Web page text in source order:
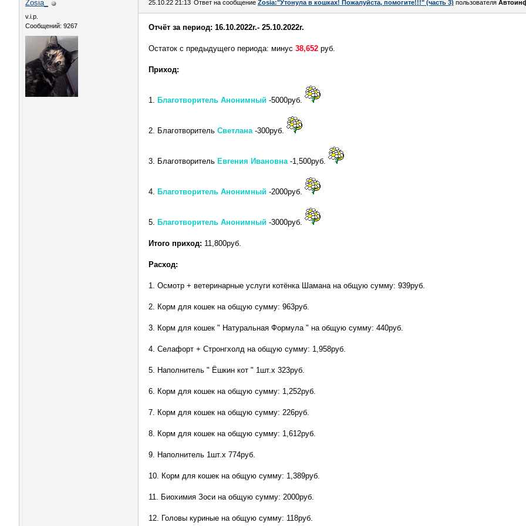
Zosia_
v.i.p.
Сообщений: 9267
25.10.22 21:13 Ответ на сообщение Zosia:"Утонула в кошках! Пожалуйста, помогите!!!" (часть 3) пользователя
Отчёт за период: 16.10.2022г.- 25.10.2022г.
Остаток с предыдущего периода: минус 38,652 руб.
Приход:
1. Благотворитель Анонимный -5000руб.
2. Благотворитель Светлана -300руб.
3. Благотворитель Евгения Ивановна -1,500руб.
4. Благотворитель Анонимный -2000руб.
5. Благотворитель Анонимный -3000руб.
Итого приход: 11,800руб.
Расход:
1. Осмотр + ветеринарные услуги котёнка Шамана на общую сумму: 939руб.
2. Корм для кошек на общую сумму: 963руб.
3. Корм для кошек " Натуральная Формула " на общую сумму: 440руб.
4. Селафорт + Стронгхолд на общую сумму: 1,958руб.
5. Наполнитель " Ёшкин кот " 1шт.х 323руб.
6. Корм для кошек на общую сумму: 1,252руб.
7. Корм для кошек на общую сумму: 226руб.
8. Корм для кошек на общую сумму: 1,612руб.
9. Наполнитель 1шт.х 774руб.
10. Корм для кошек на общую сумму: 1,389руб.
11. Биохимия Зоси на общую сумму: 2000руб.
12. Головы куриные на общую сумму: 118руб.